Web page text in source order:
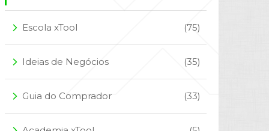
arrow_forward_ios Escola xTool (75)
arrow_forward_ios Ideias de Negócios (35)
arrow_forward_ios Guia do Comprador (33)